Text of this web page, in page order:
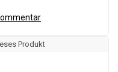
Produkt